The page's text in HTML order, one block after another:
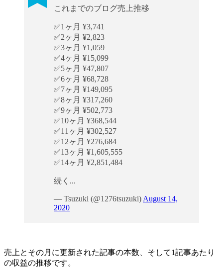
これまでのブログ売上推移
✅1ヶ月 ¥3,741
✅2ヶ月 ¥2,823
✅3ヶ月 ¥1,059
✅4ヶ月 ¥15,099
✅5ヶ月 ¥47,807
✅6ヶ月 ¥68,728
✅7ヶ月 ¥149,095
✅8ヶ月 ¥317,260
✅9ヶ月 ¥502,773
✅10ヶ月 ¥368,544
✅11ヶ月 ¥302,527
✅12ヶ月 ¥276,684
✅13ヶ月 ¥1,605,555
✅14ヶ月 ¥2,851,484
続く...
— Tsuzuki (@1276tsuzuki) August 14,
2020
売上とその月に更新された記事の本数、そして1記事あたり
の収益の推移です。